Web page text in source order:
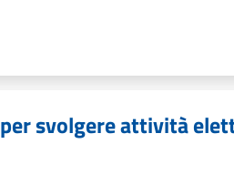
svolgere attività